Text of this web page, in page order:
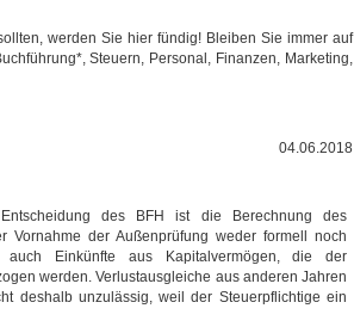
werden Sie hier fündig! Bleiben Sie immer auf
Steuern, Personal, Finanzen, Marketing,
04.06.2018
des BFH ist die Berechnung des
Vornahme der Außenprüfung weder formell noch
Einkünfte aus Kapitalvermögen, die der
werden. Verlustausgleiche aus anderen Jahren
deshalb unzulässig, weil der Steuerpflichtige ein